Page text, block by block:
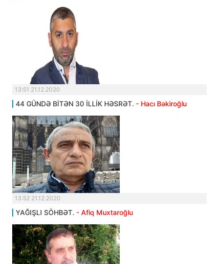
13:51 21.12.2020
44 GÜNDƏ BİTƏN 30 İLLİK HƏSRƏT. - Hacı Bəkiroğlu
13:52 21.12.2020
YAĞIŞLI SÖHBƏT. - Afiq Muxtaroğlu